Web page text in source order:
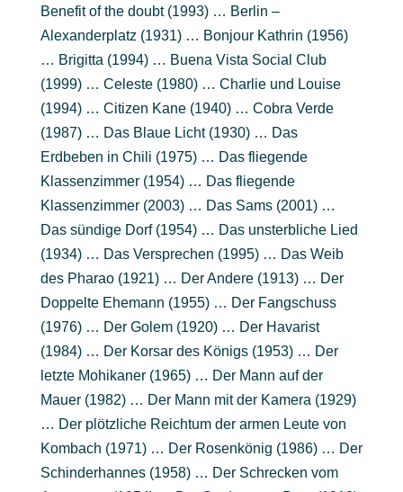
Benefit of the doubt (1993) … Berlin –
Alexanderplatz (1931) … Bonjour Kathrin (1956)
… Brigitta (1994) … Buena Vista Social Club
(1999) … Celeste (1980) … Charlie und Louise
(1994) … Citizen Kane (1940) … Cobra Verde
(1987) … Das Blaue Licht (1930) … Das
Erdbeben in Chili (1975) … Das fliegende
Klassenzimmer (1954) … Das fliegende
Klassenzimmer (2003) … Das Sams (2001) …
Das sündige Dorf (1954) … Das unsterbliche Lied
(1934) … Das Versprechen (1995) … Das Weib
des Pharao (1921) … Der Andere (1913) … Der
Doppelte Ehemann (1955) … Der Fangschuss
(1976) … Der Golem (1920) … Der Havarist
(1984) … Der Korsar des Königs (1953) … Der
letzte Mohikaner (1965) … Der Mann auf der
Mauer (1982) … Der Mann mit der Kamera (1929)
… Der plötzliche Reichtum der armen Leute von
Kombach (1971) … Der Rosenkönig (1986) … Der
Schinderhannes (1958) … Der Schrecken vom